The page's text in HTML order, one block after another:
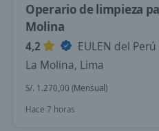
Operario de limpieza
Molina
4,2
EULEN del Perú
La Molina, Lima
S/. 1.270,00 (Mensual)
Hace 7 horas